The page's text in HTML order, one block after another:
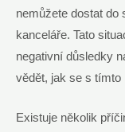
nemůžete dostat do
kanceláře. Tato
negativní důsledky
vědět, jak se s tímto
Existuje několik